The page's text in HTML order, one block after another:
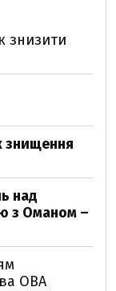
знизити
знищення
над
з Оманом –
ОВА